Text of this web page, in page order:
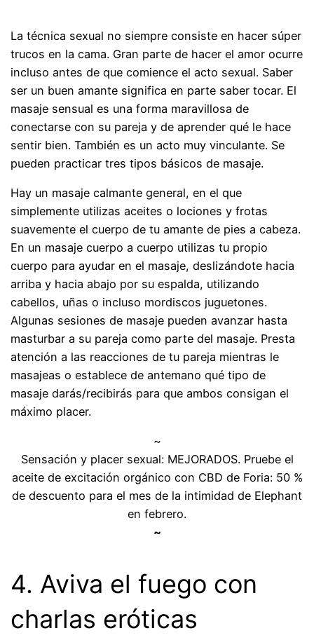
La técnica sexual no siempre consiste en hacer súper
trucos en la cama. Gran parte de hacer el amor ocurre
incluso antes de que comience el acto sexual. Saber
ser un buen amante significa en parte saber tocar. El
masaje sensual es una forma maravillosa de
conectarse con su pareja y de aprender qué le hace
sentir bien. También es un acto muy vinculante. Se
pueden practicar tres tipos básicos de masaje.
Hay un masaje calmante general, en el que
simplemente utilizas aceites o lociones y frotas
suavemente el cuerpo de tu amante de pies a cabeza.
En un masaje cuerpo a cuerpo utilizas tu propio
cuerpo para ayudar en el masaje, deslizándote hacia
arriba y hacia abajo por su espalda, utilizando
cabellos, uñas o incluso mordiscos juguetones.
Algunas sesiones de masaje pueden avanzar hasta
masturbar a su pareja como parte del masaje. Presta
atención a las reacciones de tu pareja mientras le
masajeas o establece de antemano qué tipo de
masaje darás/recibirás para que ambos consigan el
máximo placer.
~
Sensación y placer sexual: MEJORADOS. Pruebe el
aceite de excitación orgánico con CBD de Foria: 50 %
de descuento para el mes de la intimidad de Elephant
en febrero.
~
4. Aviva el fuego con
charlas eróticas